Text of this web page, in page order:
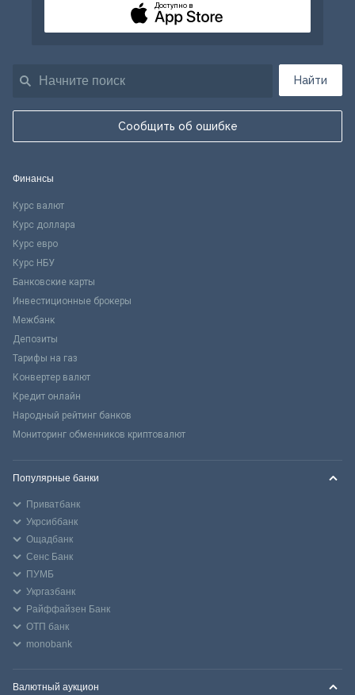
Найти
Сообщить об ошибке
Доступно в
Финансы
Курс валют
Курс доллара
Курс евро
Курс НБУ
Банковские карты
Инвестиционные брокеры
Межбанк
Депозиты
Тарифы на газ
Конвертер валют
Кредит онлайн
Народный рейтинг банков
Мониторинг обменников криптовалют
Популярные банки
Приватбанк
Укрсиббанк
Ощадбанк
Сенс Банк
ПУМБ
Укргазбанк
Райффайзен Банк
ОТП банк
monobank
Валютный аукцион